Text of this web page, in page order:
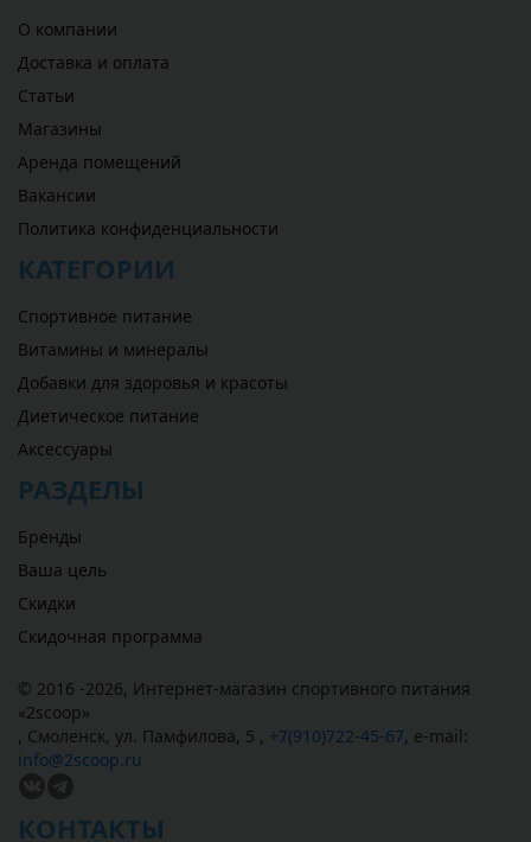
О компании
Доставка и оплата
Статьи
Магазины
Аренда помещений
Вакансии
Политика конфиденциальности
КАТЕГОРИИ
Спортивное питание
Витамины и минералы
Добавки для здоровья и красоты
Диетическое питание
Аксессуары
РАЗДЕЛЫ
Бренды
Ваша цель
Скидки
Скидочная программа
© 2016 -2026, Интернет-магазин спортивного питания
«2scoop»
, Смоленск, ул. Памфилова, 5 , +7(910)722-45-67, e-mail:
info@2scoop.ru
КОНТАКТЫ